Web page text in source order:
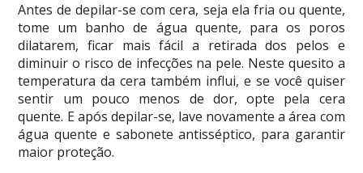
Antes de depilar-se com cera, seja ela fria ou quente,
tome um banho de água quente, para os poros
dilatarem, ficar mais fácil a retirada dos pelos e
diminuir o risco de infecções na pele. Neste quesito a
temperatura da cera também influi, e se você quiser
sentir um pouco menos de dor, opte pela cera
quente. E após depilar-se, lave novamente a área com
água quente e sabonete antisséptico, para garantir
maior proteção.